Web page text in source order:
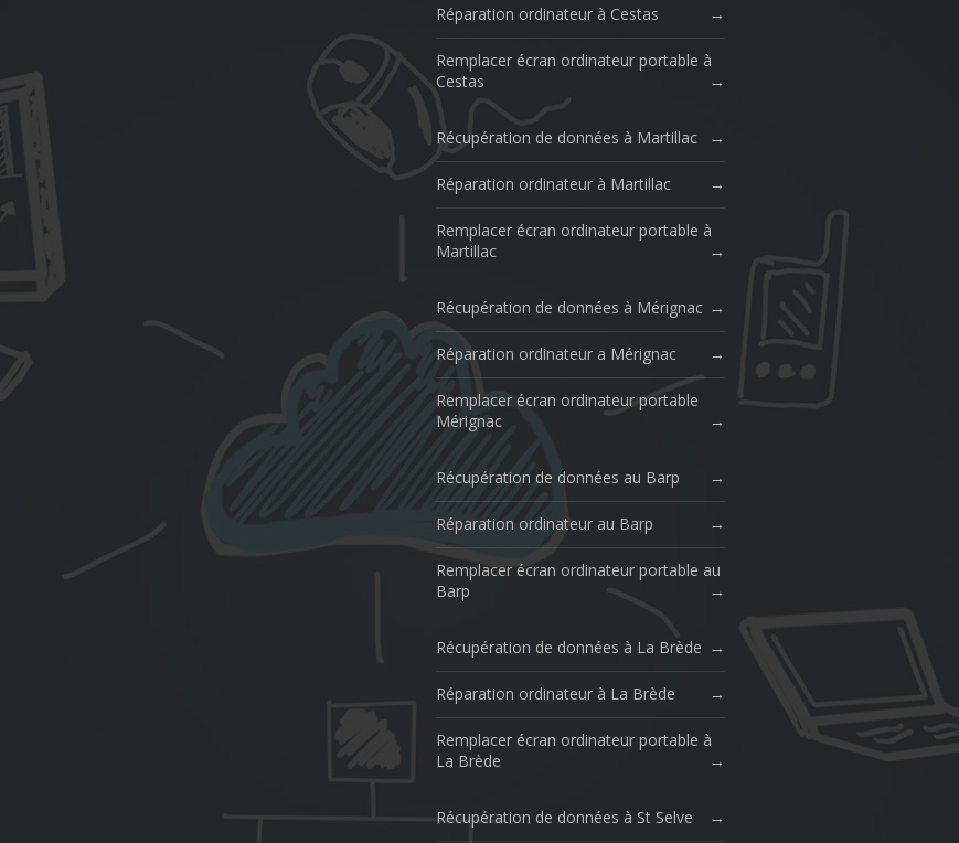
Réparation ordinateur à Cestas
Remplacer écran ordinateur portable à
Cestas
Récupération de données à Martillac
Réparation ordinateur à Martillac
Remplacer écran ordinateur portable à
Martillac
Récupération de données à Mérignac
Réparation ordinateur a Mérignac
Remplacer écran ordinateur portable
Mérignac
Récupération de données au Barp
Réparation ordinateur au Barp
Remplacer écran ordinateur portable au
Barp
Récupération de données à La Brède
Réparation ordinateur à La Brède
Remplacer écran ordinateur portable à
La Brède
Récupération de données à St Selve